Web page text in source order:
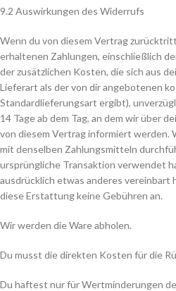
9.2 Auswirkungen des Widerrufs
Wenn du von diesem Vertrag
erhaltenen Zahlungen, einschließlich
der zusätzlichen Kosten, die sich aus
Lieferart als der von dir angebotenen
Standardlieferungsart ergibt),
14 Tage ab dem Tag, an dem wir über
von diesem Vertrag informiert werden.
mit denselben Zahlungsmitteln
ursprüngliche Transaktion verwendet
ausdrücklich etwas anderes vereinbart
diese Erstattung keine Gebühren an.
Wir werden die Ware abholen.
Du musst die direkten Kosten für die
Du haftest nur für Wertminderungen